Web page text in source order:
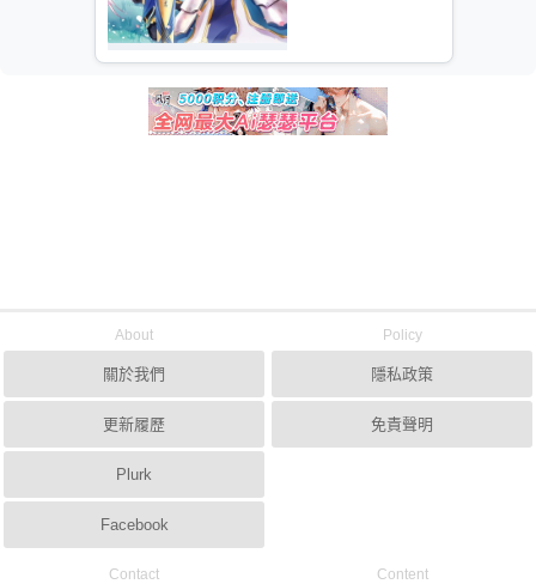
About
關於我們
更新履歷
Plurk
Facebook
Policy
隱私政策
免責聲明
Contact Content